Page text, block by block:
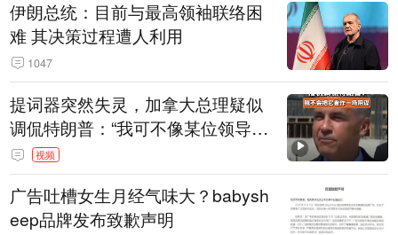
伊朗总统：目前与最高领袖联络困
难 其决策过程遭人利用
1047
提词器突然失灵，加拿大总理疑似
调侃特朗普：“我可不像某位领导
人，把这当成一场阴谋”，全场哄笑
视频
广告吐槽女生月经气味大？babysh
eep品牌发布致歉声明